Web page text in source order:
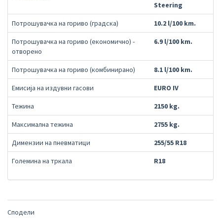
Steering
Потрошувачка на гориво (градска) 10.2 l/100 km.
Потрошувачка на гориво (економично) -
отворено
6.9 l/100 km.
Потрошувачка на гориво (комбинирано) 8.1 l/100 km.
Емисија на издувни гасови EURO IV
Тежина 2150 kg.
Максимална тежина 2755 kg.
Димензии на пневматици 255/55 R18
Големина на тркала R18
Сподели